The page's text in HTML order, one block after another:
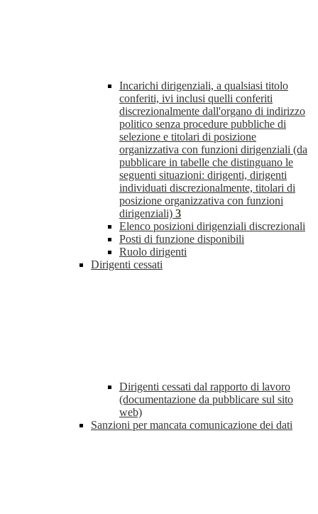
Incarichi dirigenziali, a qualsiasi titolo
conferiti, ivi inclusi quelli conferiti
discrezionalmente dall'organo di indirizzo
politico senza procedure pubbliche di
selezione e titolari di posizione
organizzativa con funzioni dirigenziali (da
pubblicare in tabelle che distinguano le
seguenti situazioni: dirigenti, dirigenti
individuati discrezionalmente, titolari di
posizione organizzativa con funzioni
dirigenziali) 3
Elenco posizioni dirigenziali discrezionali
Posti di funzione disponibili
Ruolo dirigenti
Dirigenti cessati
Dirigenti cessati dal rapporto di lavoro
(documentazione da pubblicare sul sito
web)
Sanzioni per mancata comunicazione dei dati